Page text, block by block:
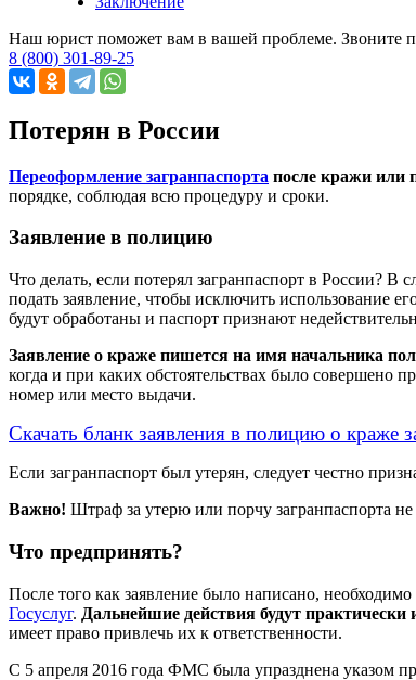
Наш юрист поможет вам в вашей проблеме. Звоните
8 (800) 301-89-25
Потерян в России
Переоформление загранпаспорта после кражи или
порядке, соблюдая всю процедуру и сроки.
Заявление в полицию
Что делать, если потерял загранпаспорт в России?
подать заявление, чтобы исключить использование
будут обработаны и паспорт признают
Заявление о краже пишется на имя начальника
когда и при каких обстоятельствах было совершено
номер или место выдачи.
Скачать бланк заявления в полицию о краже
Если загранпаспорт был утерян, следует честно
Важно! Штраф за утерю или порчу загранпаспорта
Что предпринять?
После того как заявление было написано,
Госуслуг. Дальнейшие действия будут
имеет право привлечь их к ответственности.
С 5 апреля 2016 года ФМС была упразднена указом